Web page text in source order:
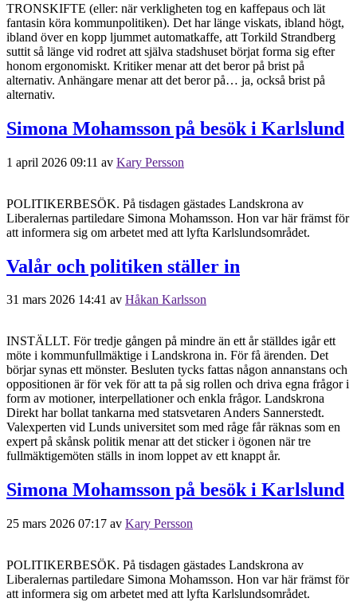
TRONSKIFTE (eller: när verkligheten tog en kaffepaus och lät
fantasin köra kommunpolitiken). Det har länge viskats, ibland högt,
ibland över en kopp ljummet automatkaffe, att Torkild Strandberg
suttit så länge vid rodret att själva stadshuset börjat forma sig efter
honom ergonomiskt. Kritiker menar att det beror på brist på
alternativ. Anhängare menar att det beror på… ja, också brist på
alternativ.
Simona Mohamsson på besök i Karlslund
1 april 2026 09:11 av Kary Persson
POLITIKERBESÖK. På tisdagen gästades Landskrona av
Liberalernas partiledare Simona Mohamsson. Hon var här främst för
att informera sig om arbetet med att lyfta Karlslundsområdet.
Valår och politiken ställer in
31 mars 2026 14:41 av Håkan Karlsson
INSTÄLLT. För tredje gången på mindre än ett år ställdes igår ett
möte i kommunfullmäktige i Landskrona in. För få ärenden. Det
börjar synas ett mönster. Besluten tycks fattas någon annanstans och
oppositionen är för vek för att ta på sig rollen och driva egna frågor i
form av motioner, interpellationer och enkla frågor. Landskrona
Direkt har bollat tankarna med statsvetaren Anders Sannerstedt.
Valexperten vid Lunds universitet som med råge får räknas som en
expert på skånsk politik menar att det sticker i ögonen när tre
fullmäktigemöten ställs in inom loppet av ett knappt år.
Simona Mohamsson på besök i Karlslund
25 mars 2026 07:17 av Kary Persson
POLITIKERBESÖK. På tisdagen gästades Landskrona av
Liberalernas partiledare Simona Mohamsson. Hon var här främst för
att informera sig om arbetet med att lyfta Karlslundsområdet.